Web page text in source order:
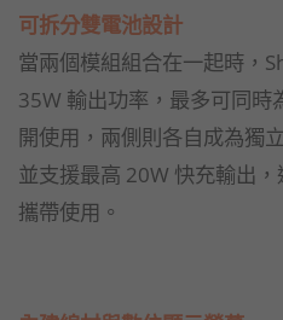
可拆分雙電池設計
當兩個模組組合在一起時，
35W 輸出功率，最多可同時
開使用，兩側則各自成為獨
並支援最高 20W 快充輸出
攜帶使用。